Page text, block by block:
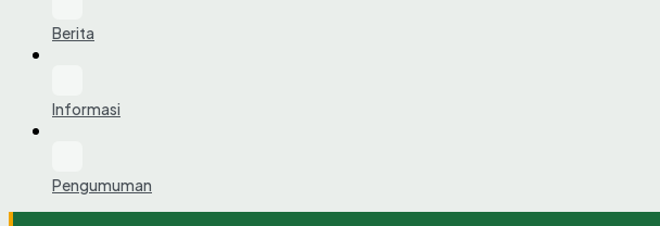
Berita
Informasi
Pengumuman